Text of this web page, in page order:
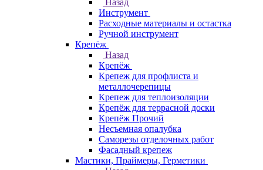
Назад
Инструмент
Расходные материалы и остастка
Ручной инструмент
Крепёж
Назад
Крепёж
Крепеж для профлиста и
металлочерепицы
Крепеж для теплоизоляции
Крепёж для террасной доски
Крепёж Прочий
Несъемная опалубка
Саморезы отделочных работ
Фасадный крепеж
Мастики, Праймеры, Герметики